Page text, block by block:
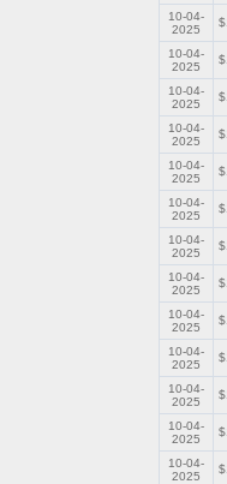
10-04-
2025
10-04-
2025
10-04-
2025
10-04-
2025
10-04-
2025
10-04-
2025
10-04-
2025
10-04-
2025
10-04-
2025
10-04-
2025
10-04-
2025
10-04-
2025
10-04-
2025